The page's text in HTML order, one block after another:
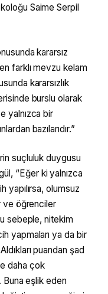
Saime Serpil
kararsız
farklı mevzu kelam
kararsızlık
burslu olarak
yalnızca bir
bazılarıdır.”
suçluluk duygusu
“Eğer ki yalnızca
olumsuz
ve öğrenciler
sebeple, nitekim
yapmaları ya da bir
puandan şad
daha çok
Buna eşlik eden